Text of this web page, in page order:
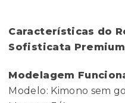
Características do
Sofisticata Premium
Modelagem
Modelo: Kimono sem